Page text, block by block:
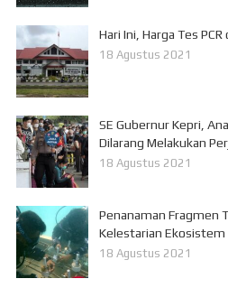
Hari Ini, Harga Tes
18 Agustus 2021
SE Gubernur Kepri,
Dilarang Melakukan
18 Agustus 2021
Penanaman Fragmen
Kelestarian Ekosistem
18 Agustus 2021